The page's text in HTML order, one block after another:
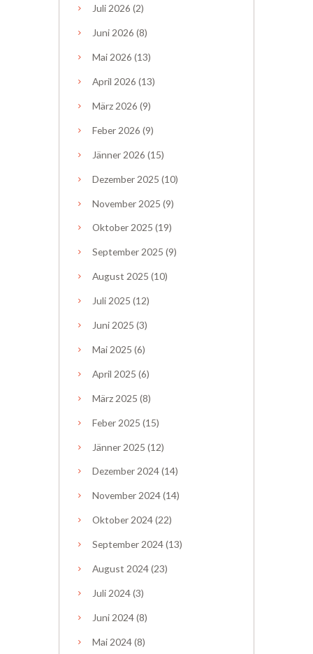
Juli 2026 (2)
Juni 2026 (8)
Mai 2026 (13)
April 2026 (13)
März 2026 (9)
Feber 2026 (9)
Jänner 2026 (15)
Dezember 2025 (10)
November 2025 (9)
Oktober2025 (19)
September 2025 (9)
August 2025 (10)
Juli 2025 (12)
Juni 2025 (3)
Mai 2025 (6)
April 2025 (6)
März 2025 (8)
Feber 2025 (15)
Jänner 2025 (12)
Dezember2024(14)
November 2024(14)
Oktober 2024(22)
September 2024(13)
August 2024(23)
Juli 2024(3)
Juni 2024(8)
Mai 2024(8)